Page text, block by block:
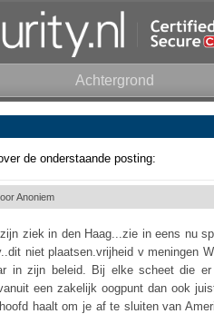
Achtergrond
de onderstaande posting:
Anoniem
ziek in den Haag...zie in eens nu
niet plaatsen.vrijheid v meningen
in zijn beleid. Bij elke scheet die
een zakelijk oogpunt dan ook
haalt om je af te sluiten van